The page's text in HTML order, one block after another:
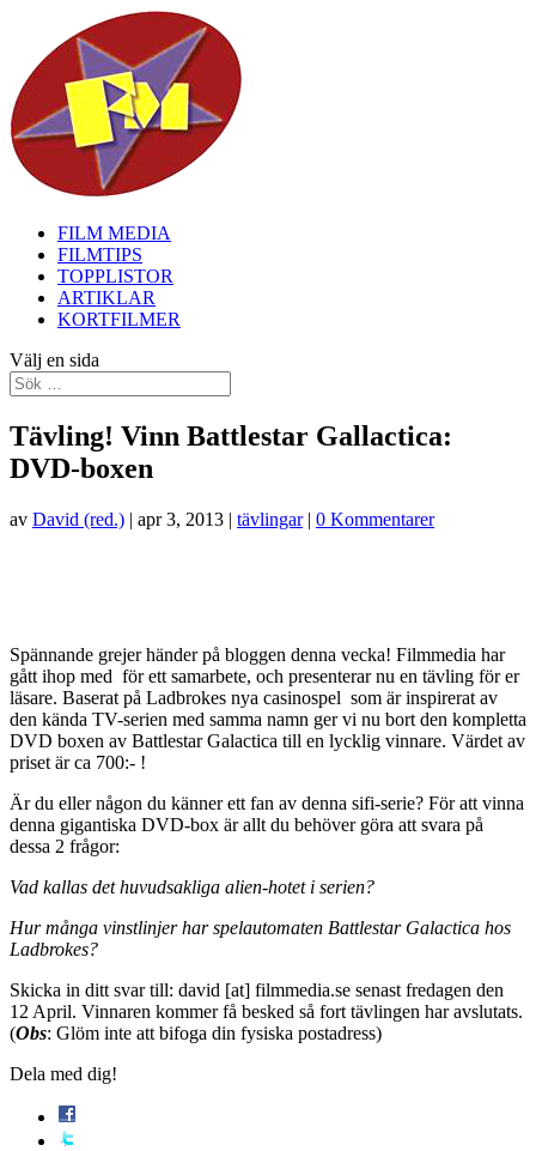
FILM MEDIA
FILMTIPS
TOPPLISTOR
ARTIKLAR
KORTFILMER
Välj en sida
Tävling! Vinn Battlestar Gallactica:
DVD-boxen
av David (red.) | apr 3, 2013 | tävlingar| 0 Kommentarer
Spännande grejer händer på bloggen denna vecka! Filmmedia har
gått ihop med för ett samarbete, och presenterar nu en tävling för er
läsare. Baserat på Ladbrokes nya casinospel som är inspirerat av
den kända TV-serien med samma namn ger vi nu bort den kompletta
DVD boxen av Battlestar Galactica till en lycklig vinnare. Värdet av
priset är ca 700:- !
Är du eller någon du känner ett fan av denna sifi-serie? För att vinna
denna gigantiska DVD-box är allt du behöver göra att svara på
dessa 2 frågor:
Vad kallas det huvudsakliga alien-hotet i serien?
Hur många vinstlinjer har spelautomaten Battlestar Galactica hos
Ladbrokes?
Skicka in ditt svar till: david [at] filmmedia.se senast fredagen den
12 April. Vinnaren kommer få besked så fort tävlingen har avslutats.
(Obs: Glöm inte att bifoga din fysiska postadress)
Dela med dig!